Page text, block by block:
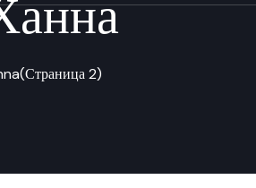
(Страница 2)